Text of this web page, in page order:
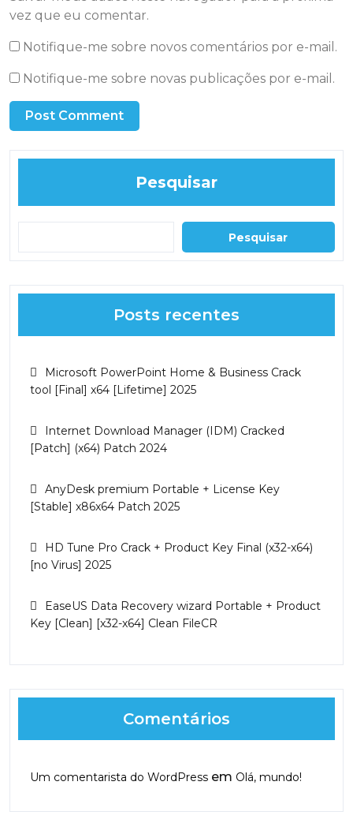
vez que eu comentar.
Notifique-me sobre novos comentários por e-mail.
Notifique-me sobre novas publicações por e-mail.
Pesquisar
Pesquisar
Posts recentes
Microsoft PowerPoint Home & Business Crack
tool [Final] x64 [Lifetime] 2025
Internet Download Manager (IDM) Cracked
[Patch] (x64) Patch 2024
AnyDesk premium Portable + License Key
[Stable] x86x64 Patch 2025
HD Tune Pro Crack + Product Key Final (x32-x64)
[no Virus] 2025
EaseUS Data Recovery wizard Portable + Product
Key [Clean] [x32-x64] Clean FileCR
Comentários
Um comentarista do WordPress em Olá, mundo!